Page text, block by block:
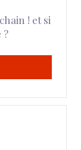
! et si
?